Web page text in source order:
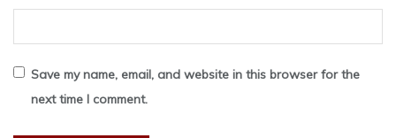
Save my name, email, and website in this browser for the
next time I comment.